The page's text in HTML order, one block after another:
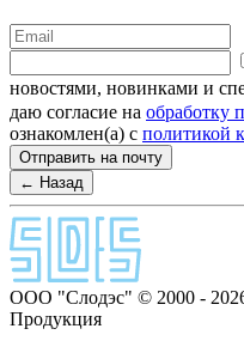
новостями, новинками и
даю согласие на обработку
ознакомлен(а) с политикой
Отправить на почту
← Назад
ООО "Слодэс" © 2000 -
Продукция